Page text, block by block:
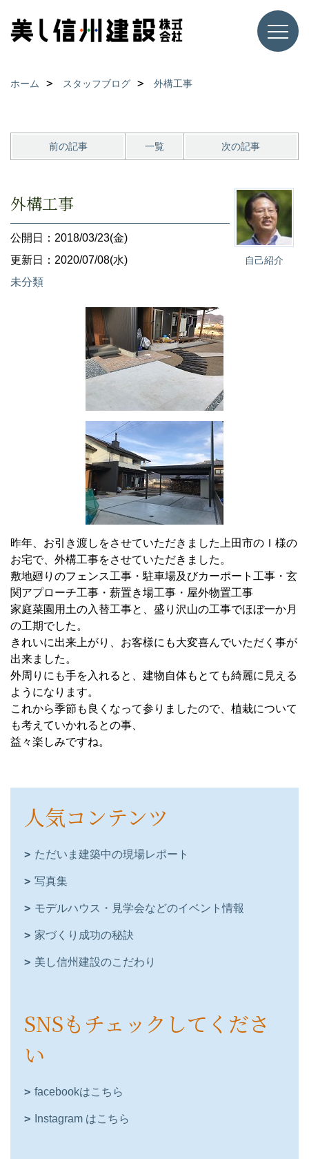
ホーム スタッフブログ 外構工事
前の記事 一覧 次の記事
自己紹介
外構工事
公開日：2018/03/23(金)
更新日：2020/07/08(水)
未分類
昨年、お引き渡しをさせていただきました上田市のＩ様の
お宅で、外構工事をさせていただきました。
敷地廻りのフェンス工事・駐車場及びカーポート工事・玄
関アプローチ工事・薪置き場工事・屋外物置工事
家庭菜園用土の入替工事と、盛り沢山の工事でほぼ一か月
の工期でした。
きれいに出来上がり、お客様にも大変喜んでいただく事が
出来ました。
外周りにも手を入れると、建物自体もとても綺麗に見える
ようになります。
これから季節も良くなって参りましたので、植栽について
も考えていかれるとの事、
益々楽しみですね。
人気コンテンツ
ただいま建築中の現場レポート
写真集
モデルハウス・見学会などのイベント情報
家づくり成功の秘訣
美し信州建設のこだわり
SNSもチェックしてくださ
い
facebookはこちら
Instagram はこちら